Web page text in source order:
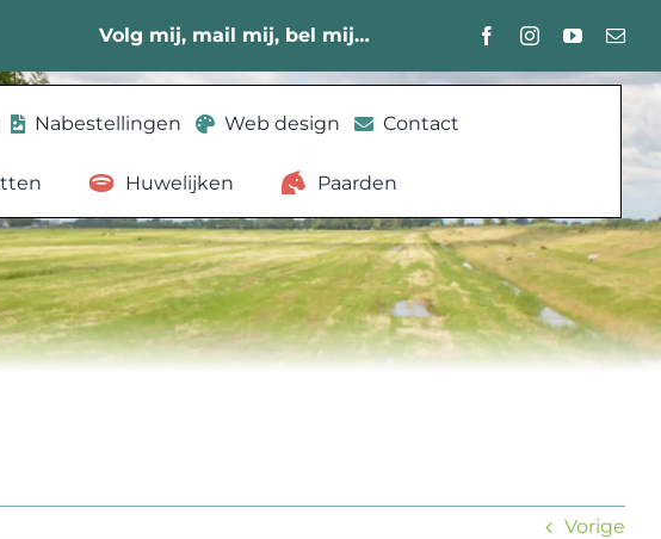
Volg mij, mail mij, bel mij…
Nabestellingen Web design Contact
Huwelijken Paarden
Vorige